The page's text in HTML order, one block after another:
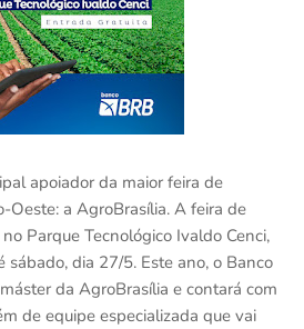
apoiador da maior feira de
Oeste: a AgroBrasília. A feira de
Parque Tecnológico Ivaldo Cenci,
sábado, dia 27/5. Este ano, o Banco
da AgroBrasília e contará com
de equipe especializada que vai